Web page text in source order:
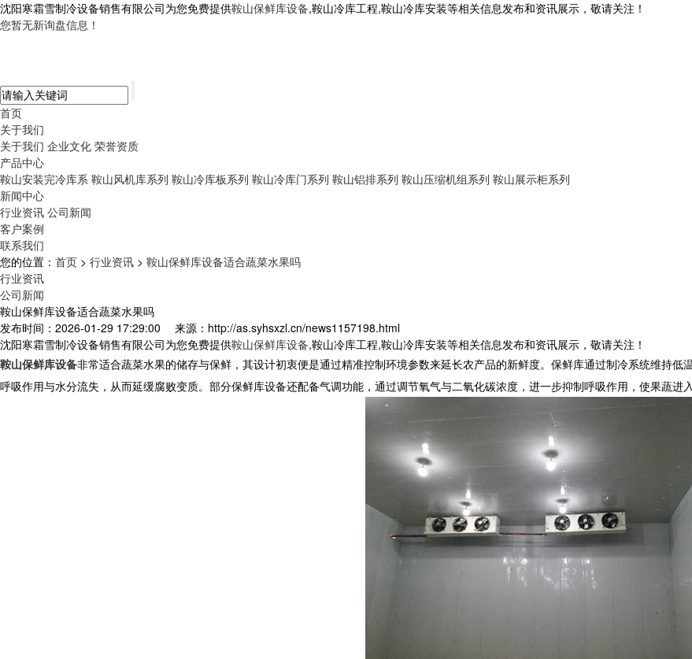
沈阳寒霜雪制冷设备销售有限公司为您免费提供鞍山保鲜库设备,鞍山冷库工程,鞍山冷库安装等相关信息发布和资讯展示，敬请关注！
您暂无新询盘信息！
首页
关于我们
关于我们 企业文化 荣誉资质
产品中心
鞍山安装完冷库系 鞍山风机库系列 鞍山冷库板系列 鞍山冷库门系列 鞍山铝排系列 鞍山压缩机组系列 鞍山展示柜系列
新闻中心
行业资讯 公司新闻
客户案例
联系我们
您的位置： 首页 > 行业资讯 > 鞍山保鲜库设备适合蔬菜水果吗
行业资讯
公司新闻
鞍山保鲜库设备适合蔬菜水果吗
发布时间：2026-01-29 17:29:00
来源：http://as.syhsxzl.cn/news1157198.html
沈阳寒霜雪制冷设备销售有限公司为您免费提供鞍山保鲜库设备,鞍山冷库工程,鞍山冷库安装等相关信息发布和资讯展示，敬请关注！
鞍山保鲜库设备非常适合蔬菜水果的储存与保鲜，其设计初衷便是通过精准控制环境参数来延长农产品的新鲜度。保鲜库通过制冷系统维
呼吸作用与水分流失，从而延缓腐败变质。部分保鲜库设备还配备气调功能，通过调节氧气与二氧化碳浓度，进一步抑制呼吸作用，使果蔬进